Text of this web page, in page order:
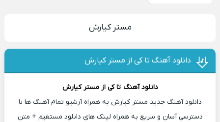
مستر کیارش
دانلود آهنگ تا کی از مستر کیارش
دانلود آهنگ تا کی ازمستر کیارش
دانلود آهنگ جدید مستر کیارش به همراه آرشیو تمام آهنگ ها با
دسترسی آسان و سریع به همراه لینک های دانلود مستقیم + متن